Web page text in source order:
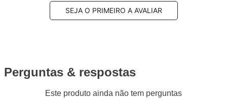
vendidas por ano anos, por isso nossos produtos e
serviços únicos. Produzimos peças para automóveis
Aplus 100% produzido na fábrica nossa fábrica na
Turquia.
SEJA O PRIMEIRO A AVALIAR
Perguntas & respostas
Este produto ainda não tem perguntas